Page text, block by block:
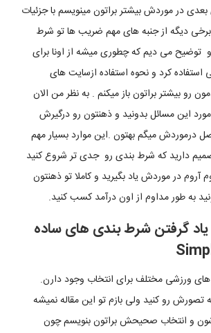
در موردش بیشتر براتون مینویسم با جزئیات
دیگه از جنبه های مهم ضریب ها تو شرط
توضیح می دیم که چطوری میشه از اونا برای
کرد و نحوه استفاده ازسایت های
رو بیشتر براتون باز میکنم . به نظر من الان
این مسائل بدونید و ذهنتون رو درگیرش
درموردش میگم بهتون .این موارد بسیار مهم
دارید که شرط بندی رو جدی تر شروع کنید
آروم در موردش یاد بگیرید و کاملا تو ذهنتون
به طور مداوم از اون درآمد کسب کنید.
یاد گرفتن شرط بندی های ساده
های ورزشی مختلف برای انتخاب وجود دارن.
رو کنید ولی بازم تو این مقاله نمیشه
و انتخاب صحیحش براتون بنویسم چون